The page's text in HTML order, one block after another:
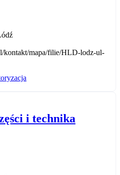
kontakt/mapa/filie/HLD-lodz-ul-
i technika